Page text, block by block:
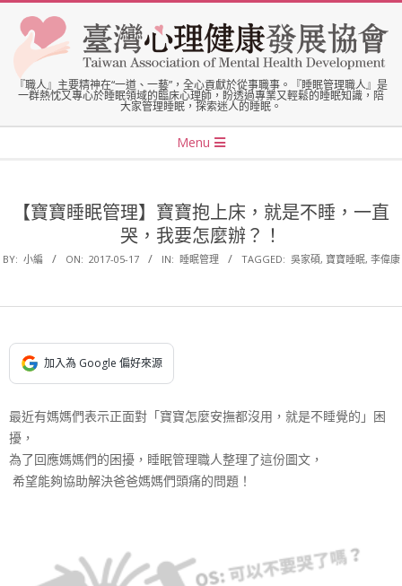
content
臺
灣
心
理
健
康
發
展
協
會
『職人』主要精神在“一道、一藝”，全心貢獻於從事職事。『睡眠管理職人』是
一群熱忱又專心於睡眠領域的臨床心理師，盼透過專業又輕鬆的睡眠知識，陪
大家管理睡眠，探索迷人的睡眠。
Menu
【寶寶睡眠管理】寶寶抱上床，就是不睡，一直
哭，我要怎麼辦？！
BY: 小編 ON: 2017-05-17 IN: 睡眠管理 TAGGED: 吳家碩, 寶寶睡眠, 李偉康
加入為 Google 偏好來源
最近有媽媽們表示正面對「寶寶怎麼安撫都沒用，就是不睡覺的」困
擾，
為了回應媽媽們的困擾，睡眠管理職人整理了這份圖文，
希望能夠協助解決爸爸媽媽們頭痛的問題！